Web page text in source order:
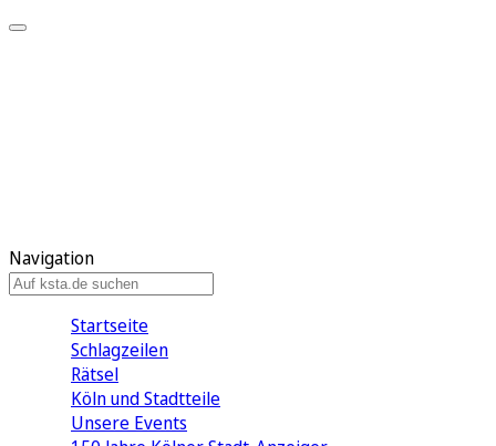
Navigation
Startseite
Schlagzeilen
Rätsel
Köln und Stadtteile
Unsere Events